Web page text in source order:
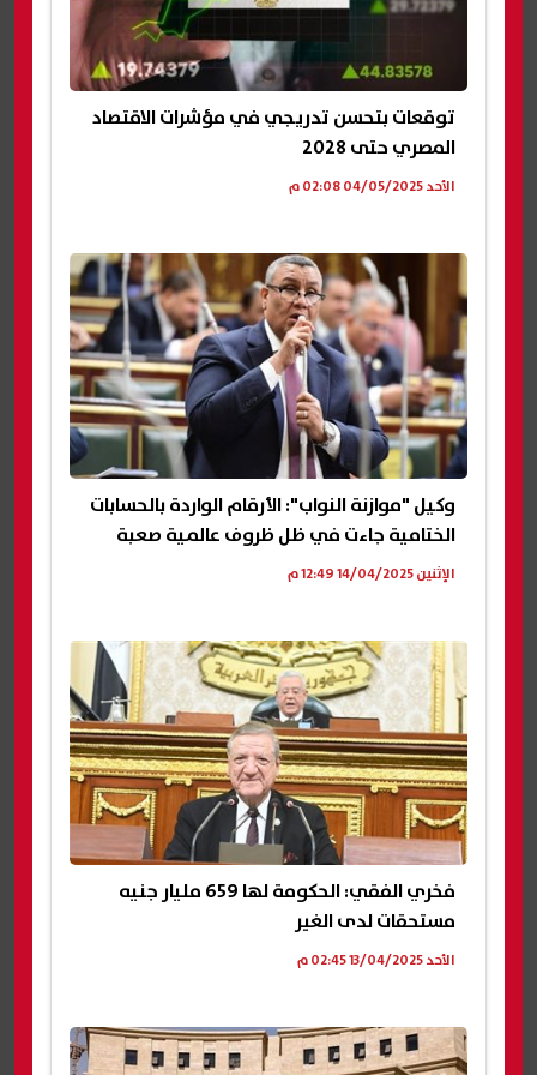
توقعات بتحسن تدريجي في مؤشرات الاقتصاد
المصري حتى 2028
الأحد 04/05/2025 02:08 م
وكيل "موازنة النواب": الأرقام الواردة بالحسابات
الختامية جاءت في ظل ظروف عالمية صعبة
الإثنين 14/04/2025 12:49 م
فخري الفقي: الحكومة لها 659 مليار جنيه
مستحقات لدى الغير
الأحد 13/04/2025 02:45 م